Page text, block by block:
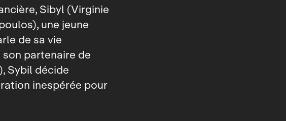
Sibyl (Virginie
une jeune
de sa vie
partenaire de
Sybil décide
inespérée pour